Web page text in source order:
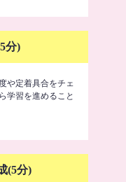
分)
や定着具合をチェ
学習を進めること
(5分)